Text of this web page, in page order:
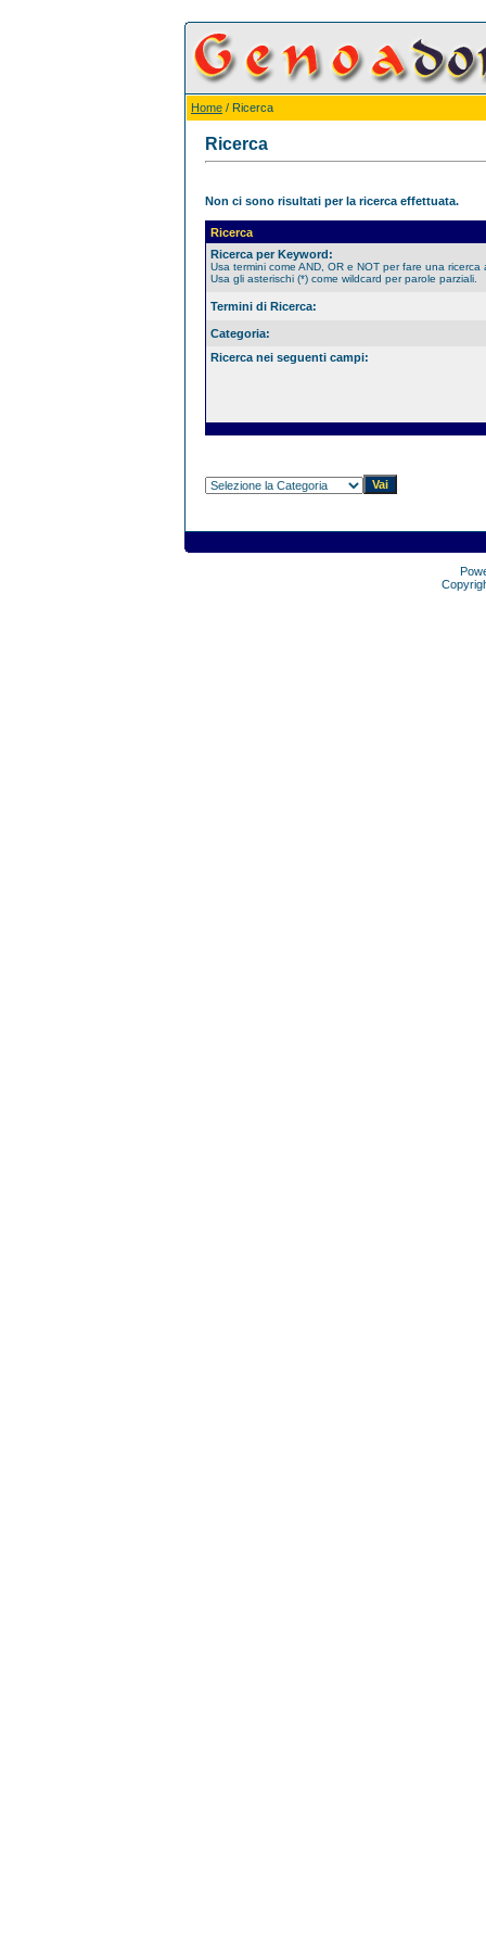
Home / Ricerca
Ricerca
Non ci sono risultati per la ricerca effettuata.
Ricerca
Ricerca per Keyword:
Usa termini come AND, OR e NOT per fare una ricerca
Usa gli asterischi (*) come wildcard per parole parziali.
Termini di Ricerca:
Categoria:
Ricerca nei seguenti campi: